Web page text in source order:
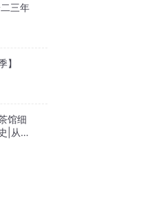
三年
】
馆细
|从努
溥仪|